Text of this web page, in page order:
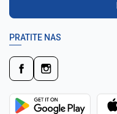
PRATITE NAS